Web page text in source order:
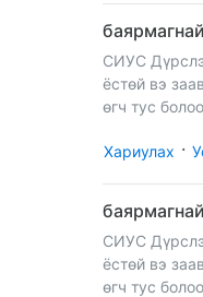
СИУС
ёстөй вэ заавал сиус дээр очиж өхүү эсвэл аймагта өгөх ёстой юу хэлж
өгч тус
Хариулах ·
СИУС
ёстөй вэ заавал сиус дээр очиж өхүү эсвэл аймагта өгөх ёстой юу хэлж
өгч тус